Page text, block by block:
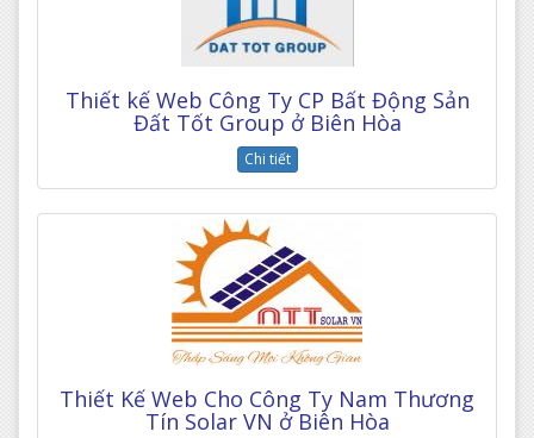
Thiết kế Web Công Ty CP Bất Động Sản
Đất Tốt Group ở Biên Hòa
Chi tiết
Thiết Kế Web Cho Công Ty Nam Thương
Tín Solar VN ở Biên Hòa